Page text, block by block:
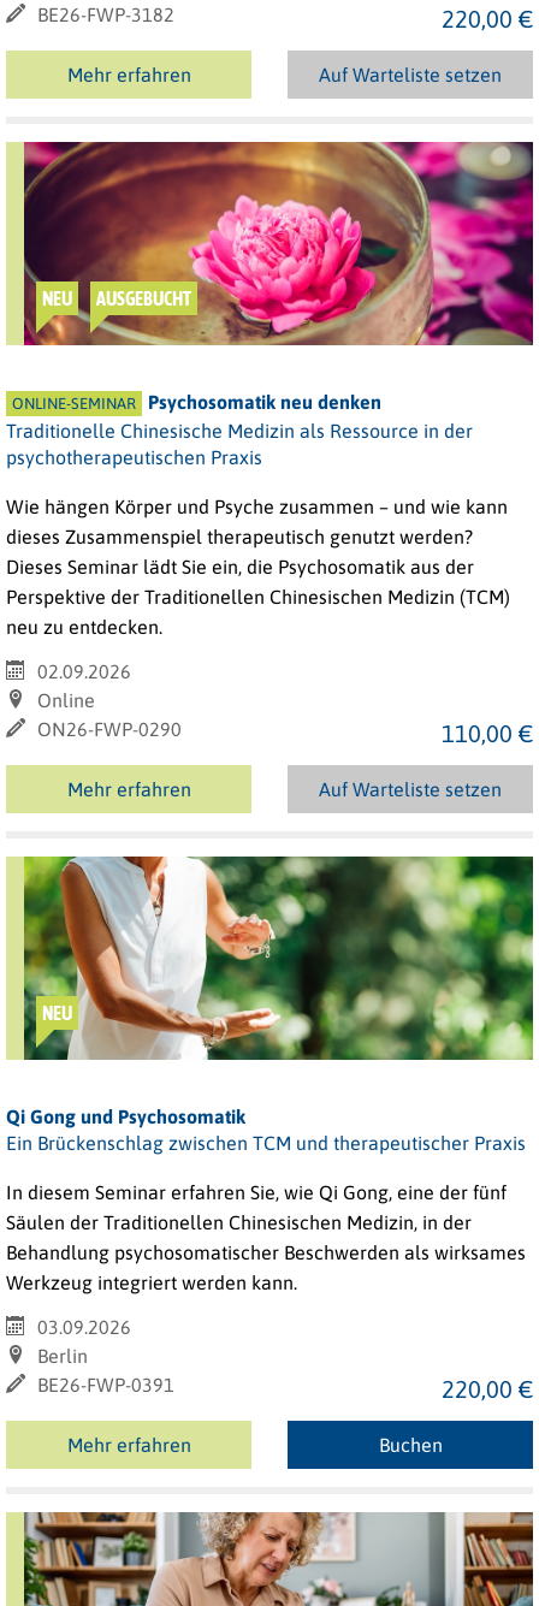
BE26-FWP-3182 220,00 €
Mehr erfahren Auf Warteliste setzen
NEU AUSGEBUCHT
ONLINE-SEMINAR
Psychosomatik neu denken
Traditionelle Chinesische Medizin als Ressource in der
psychotherapeutischen Praxis
Wie hängen Körper und Psyche zusammen – und wie kann
dieses Zusammenspiel therapeutisch genutzt werden?
Dieses Seminar lädt Sie ein, die Psychosomatik aus der
Perspektive der Traditionellen Chinesischen Medizin (TCM)
neu zu entdecken.
02.09.2026
Online
ON26-FWP-0290
110,00 €
Mehr erfahren Auf Warteliste setzen
NEU
Qi Gong und Psychosomatik
Ein Brückenschlag zwischen TCM und therapeutischer Praxis
In diesem Seminar erfahren Sie, wie Qi Gong, eine der fünf
Säulen der Traditionellen Chinesischen Medizin, in der
Behandlung psychosomatischer Beschwerden als wirksames
Werkzeug integriert werden kann.
03.09.2026
Berlin
BE26-FWP-0391
220,00 €
Mehr erfahren Buchen